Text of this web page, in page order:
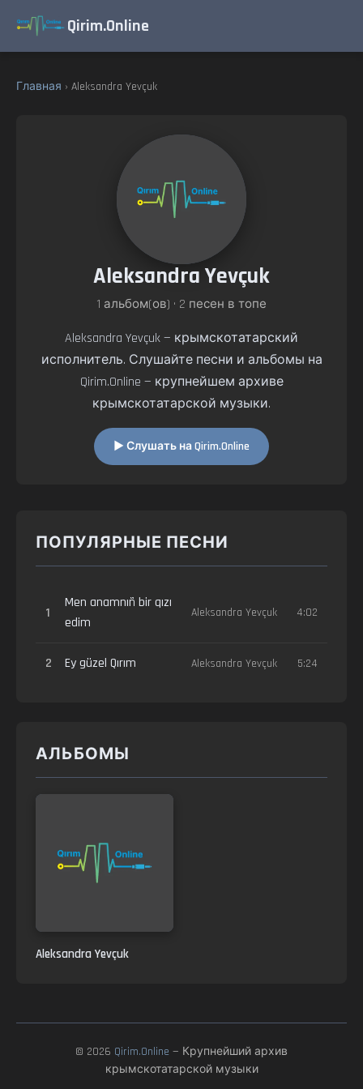
Qirim.Online
Главная › Aleksandra Yevçuk
Aleksandra Yevçuk
1 альбом(ов) • 2 песен в топе
Aleksandra Yevçuk — крымскотатарский
исполнитель. Слушайте песни и альбомы на
Qirim.Online — крупнейшем архиве
крымскотатарской музыки.
▶ Слушать на Qirim.Online
ПОПУЛЯРНЫЕ ПЕСНИ
1
Men anamnıñ bir qızı
edim
Aleksandra Yevçuk 4:02
2 Ey güzel Qırım Aleksandra Yevçuk 5:24
АЛЬБОМЫ
Aleksandra Yevçuk
© 2026 Qirim.Online — Крупнейший архив
крымскотатарской музыки